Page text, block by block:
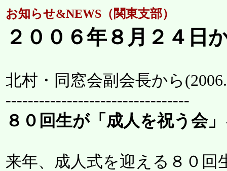
お知らせ&NEWS（関東支部）
２００６年８月２４日
北村・同窓会副会長から(
---------------------------------
８０回生が「成人を祝う会
来年、成人式を迎える８０回